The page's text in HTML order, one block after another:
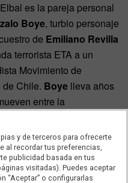
es la pareja personal
Boye, turbio personaje
de Emiliano Revilla
terrorista ETA a un
Movimiento de
Chile. Boye lleva años
entre la
tipo
lazos más que curiosos
, hasta el punto de
en operaciones de
y de terceros para ofrecerte
al recordar tus preferencias,
publicidad basada en tus
visitadas). Puedes aceptar
“Aceptar” o configurarlas